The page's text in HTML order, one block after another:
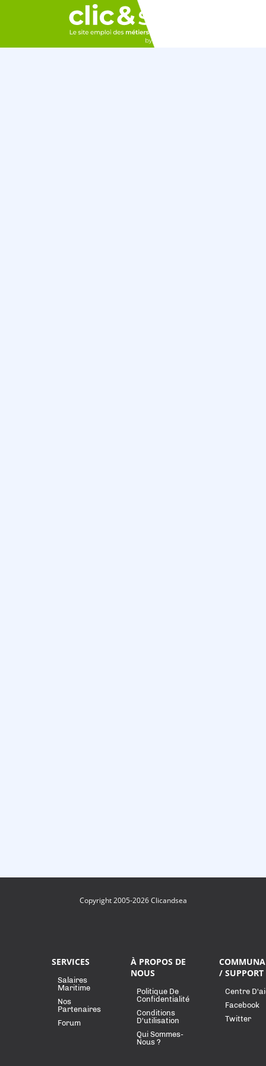
Copyright 2005-2026 Clicandsea
SERVICES
Salaires
Maritime
Nos
Partenaires
Forum
À PROPOS DE
NOUS
Politique De
Confidentialité
Conditions
D'utilisation
Qui Sommes-
Nous ?
/ SUPPORT
Centre
Facebook
Twitter